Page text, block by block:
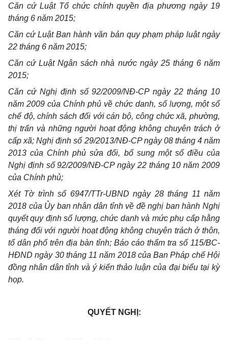
Căn cứ Luật Tổ chức chính quyền địa phương ngày 19
tháng 6 năm 2015;
Căn cứ Luật Ban hành văn bản quy phạm pháp luật ngày
22 tháng 6 năm 2015;
Căn cứ Luật Ngân sách nhà nước ngày 25 tháng 6 năm
2015;
Căn cứ Nghị định số 92/2009/NĐ-CP ngày 22 tháng 10
năm 2009 của Chính phủ về chức danh, số lượng, một số
chế độ, chính sách đối với cán bộ, công chức xã, phường,
thị trấn và những người hoạt động không chuyên trách ở
cấp xã; Nghị định số 29/2013/NĐ-CP ngày 08 tháng 4 năm
2013 của Chính phủ sửa đổi, bổ sung một số điều của
Nghị định số 92/2009/NĐ-CP ngày 22 tháng 10 năm 2009
của Chính phủ;
Xét Tờ trình số 6947/TTr-UBND ngày 28 tháng 11 năm
2018 của Ủy ban nhân dân tỉnh về đề nghị ban hành Nghị
quyết quy định số lượng, chức danh và mức phụ cấp hằng
tháng đối với người hoạt động không chuyên trách ở thôn,
tổ dân phố trên địa bàn tỉnh; Báo cáo thẩm tra số 115/BC-
HĐND ngày 30 tháng 11 năm 2018 của Ban Pháp chế Hội
đồng nhân dân tỉnh và ý kiến thảo luận của đại biểu tại kỳ
họp.
QUYẾT NGHỊ: